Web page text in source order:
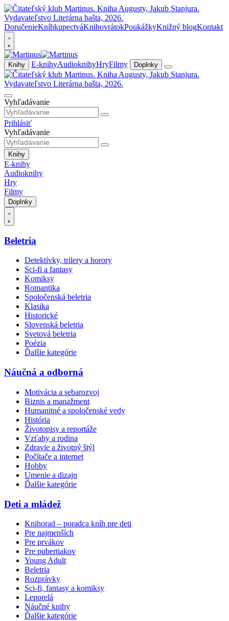
DoručenieKníhkupectváKnihovrátokPoukážkyKnižný blogKontakt
Knihy E-knihyAudioknihyHryFilmy Doplnky
Vyhľadávanie
Prihlásiť
Vyhľadávanie
Knihy
E-knihy
Audioknihy
Hry
Filmy
Doplnky
Beletria
Detektívky, trilery a horory
Sci-fi a fantasy
Komiksy
Romantika
Spoločenská beletria
Klasika
Historické
Slovenská beletria
Svetová beletria
Poézia
Ďalšie kategórie
Náučná a odborná
Motivácia a sebarozvoj
Biznis a manažment
Humanitné a spoločenské vedy
História
Životopisy a reportáže
Vzťahy a rodina
Zdravie a životný štýl
Počítače a internet
Hobby
Umenie a dizajn
Ďalšie kategórie
Deti a mládež
Knihorad – poradca kníh pre deti
Pre najmenších
Pre prvákov
Pre pubertiakov
Young Adult
Beletria
Rozprávky
Sci-fi, fantasy a komiksy
Leporelá
Náučné knihy
Ďalšie kategórie